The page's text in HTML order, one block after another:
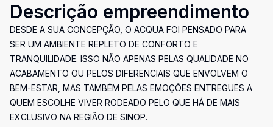
Descrição empreendimento
DESDE A SUA CONCEPÇÃO, O ACQUA FOI PENSADO PARA
SER UM AMBIENTE REPLETO DE CONFORTO E
TRANQUILIDADE. ISSO NÃO APENAS PELAS QUALIDADE NO
ACABAMENTO OU PELOS DIFERENCIAIS QUE ENVOLVEM O
BEM-ESTAR, MAS TAMBÉM PELAS EMOÇÕES ENTREGUES A
QUEM ESCOLHE VIVER RODEADO PELO QUE HÁ DE MAIS
EXCLUSIVO NA REGIÃO DE SINOP.